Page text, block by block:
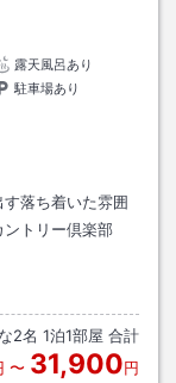
露天風呂あり
駐車場あり
落ち着いた雰囲
トリー倶楽部
2名 1泊1部屋 合計
〜 31,900円